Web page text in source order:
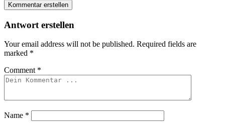
Kommentar erstellen
Antwort erstellen
Your email address will not be published. Required fields are
marked *
Comment *
Name *